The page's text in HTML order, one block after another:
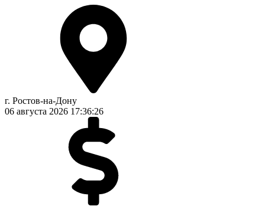
г. Ростов-на-Дону
06 августа 2026 17:36:27